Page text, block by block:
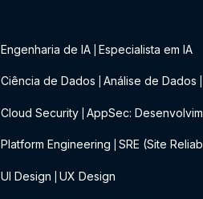
Engenharia de IA Especialista em IA
Ciência de Dados Análise de Dados
Cloud Security AppSec:
Platform Engineering SRE (Site
UI Design UX Design